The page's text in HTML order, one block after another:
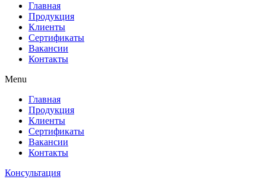
Главная
Продукция
Клиенты
Сертификаты
Вакансии
Контакты
Menu
Главная
Продукция
Клиенты
Сертификаты
Вакансии
Контакты
Консультация